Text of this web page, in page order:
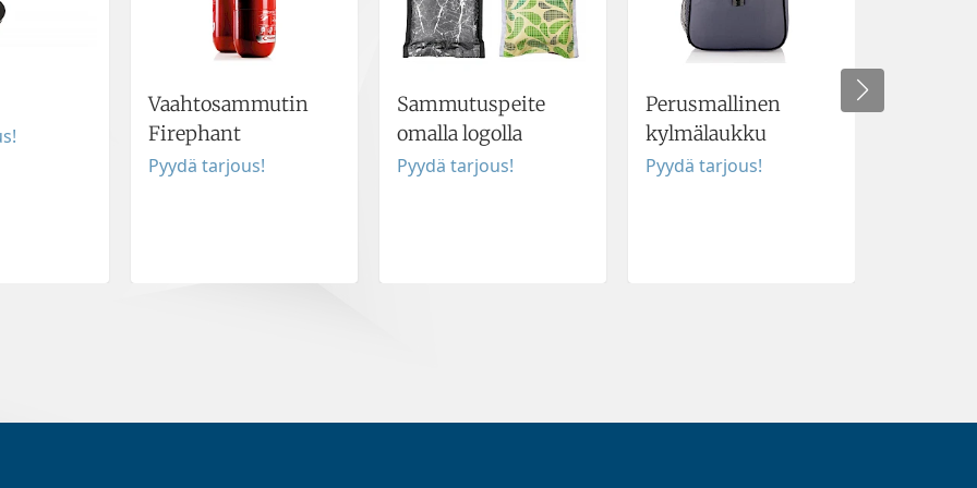
Vaahtosammutin
Firephant
Pyydä tarjous!
Sammutuspeite
omalla logolla
Pyydä tarjous!
Perusmallinen
kylmälaukku
Pyydä tarjous!